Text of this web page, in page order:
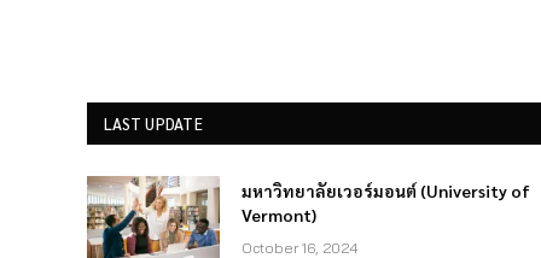
LAST UPDATE
มหาวิทยาลัยเวอร์มอนต์ (University of
Vermont)
October 16, 2024